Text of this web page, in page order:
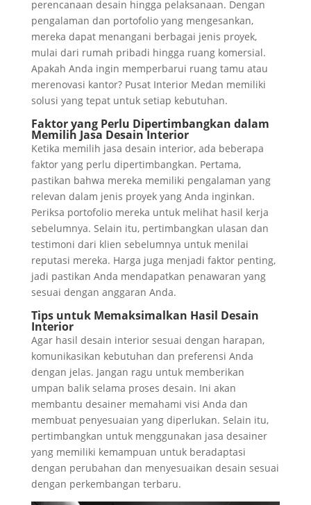
perencanaan desain hingga pelaksanaan. Dengan
pengalaman dan portofolio yang mengesankan,
mereka dapat menangani berbagai jenis proyek,
mulai dari rumah pribadi hingga ruang komersial.
Apakah Anda ingin memperbarui ruang tamu atau
merenovasi kantor? Pusat Interior Medan memiliki
solusi yang tepat untuk setiap kebutuhan.
Faktor yang Perlu Dipertimbangkan dalam
Memilih Jasa Desain Interior
Ketika memilih jasa desain interior, ada beberapa
faktor yang perlu dipertimbangkan. Pertama,
pastikan bahwa mereka memiliki pengalaman yang
relevan dalam jenis proyek yang Anda inginkan.
Periksa portofolio mereka untuk melihat hasil kerja
sebelumnya. Selain itu, pertimbangkan ulasan dan
testimoni dari klien sebelumnya untuk menilai
reputasi mereka. Harga juga menjadi faktor penting,
jadi pastikan Anda mendapatkan penawaran yang
sesuai dengan anggaran Anda.
Tips untuk Memaksimalkan Hasil Desain
Interior
Agar hasil desain interior sesuai dengan harapan,
komunikasikan kebutuhan dan preferensi Anda
dengan jelas. Jangan ragu untuk memberikan
umpan balik selama proses desain. Ini akan
membantu desainer memahami visi Anda dan
membuat penyesuaian yang diperlukan. Selain itu,
pertimbangkan untuk menggunakan jasa desainer
yang memiliki kemampuan untuk beradaptasi
dengan perubahan dan menyesuaikan desain sesuai
dengan perkembangan terbaru.